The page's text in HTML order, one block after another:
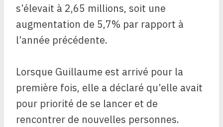
s’élevait à 2,65 millions, soit une
augmentation de 5,7% par rapport à
l’année précédente.
Lorsque Guillaume est arrivé pour la
première fois, elle a déclaré qu’elle avait
pour priorité de se lancer et de
rencontrer de nouvelles personnes.